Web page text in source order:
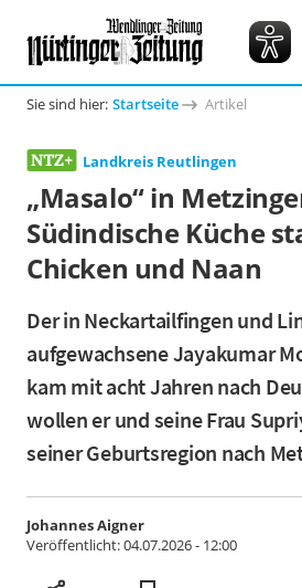
Sie sind hier: Startseite Artikel
Landkreis Reutlingen
„Masalo“ in
Südindische Küche
Chicken und Naan
Der in Neckartailfingen und
aufgewachsene Jayakumar
kam mit acht Jahren nach
wollen er und seine Frau
seiner Geburtsregion nach
Johannes Aigner
Veröffentlicht:04.07.2026 - 12:00